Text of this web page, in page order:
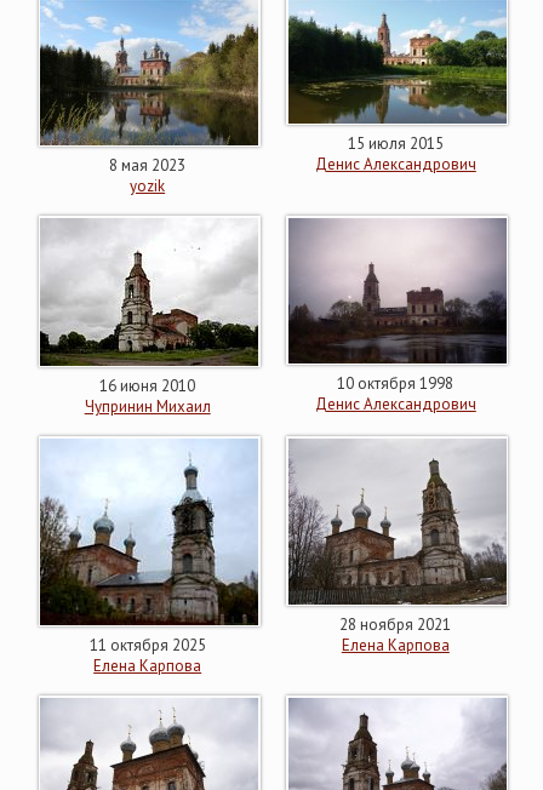
8 мая 2023
yozik
15 июля 2015
Денис Александрович
16 июня 2010
Чупринин Михаил
10 октября 1998
Денис Александрович
11 октября 2025
Елена Карпова
28 ноября 2021
Елена Карпова